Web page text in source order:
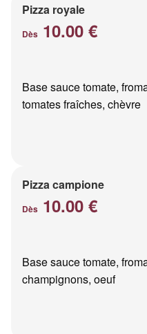
Pizza royale
Dès 10.00 €
Base sauce tomate,
tomates fraîches, chèvre
Pizza campione
Dès 10.00 €
Base sauce tomate,
champignons, oeuf